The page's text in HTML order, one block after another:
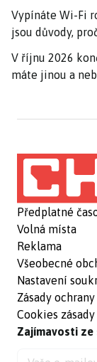
Vypínáte Wi-Fi
jsou důvody,
V říjnu 2026
máte jinou a
Předplatné
Volná místa
Reklama
Všeobecné
Nastavení
Zásady
Cookies zásady
Zajímavosti ze